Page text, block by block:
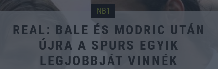
NB1
REAL: BALE ÉS MODRIC UTÁN
ÚJRA A SPURS EGYIK
LEGJOBBJÁT VINNÉK